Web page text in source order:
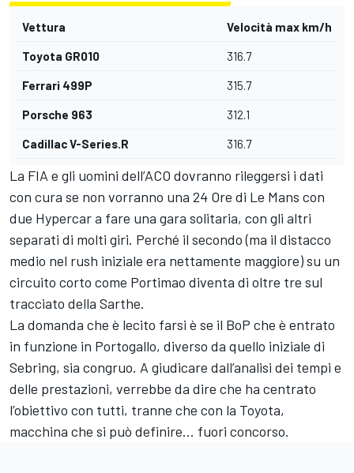
Vettura Velocità max km/h
Toyota GR010 316.7
Ferrari 499P 315.7
Porsche 963 312.1
Cadillac V-Series.R 316.7
La FIA e gli uomini dell’ACO dovranno rileggersi i dati
con cura se non vorranno una 24 Ore di Le Mans con
due Hypercar a fare una gara solitaria, con gli altri
separati di molti giri. Perché il secondo (ma il distacco
medio nel rush iniziale era nettamente maggiore) su un
circuito corto come Portimao diventa di oltre tre sul
tracciato della Sarthe.
La domanda che è lecito farsi è se il BoP che è entrato
in funzione in Portogallo, diverso da quello iniziale di
Sebring, sia congruo. A giudicare dall’analisi dei tempi e
delle prestazioni, verrebbe da dire che ha centrato
l’obiettivo con tutti, tranne che con la Toyota,
macchina che si può definire… fuori concorso.